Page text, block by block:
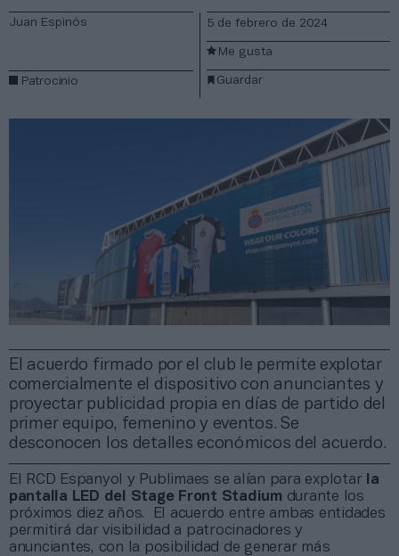
El acuerdo firmado por el club le permite explotar
comercialmente el dispositivo con anunciantes y
proyectar publicidad propia en días de partido del
primer equipo, femenino y eventos. Se
desconocen los detalles económicos del acuerdo.
Juan Espinós
Patrocinio
5 de febrero de 2024
Guardar
Me gusta
El RCD Espanyol y Publimaes se alían para explotar
la
pantalla LED del Stage Front Stadium durante los
próximos diez años. El acuerdo entre ambas entidades
permitirá dar visibilidad a patrocinadores y
anunciantes, con la posibilidad de generar más